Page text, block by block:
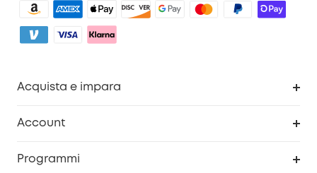
Acquista e impara
Account
Programmi